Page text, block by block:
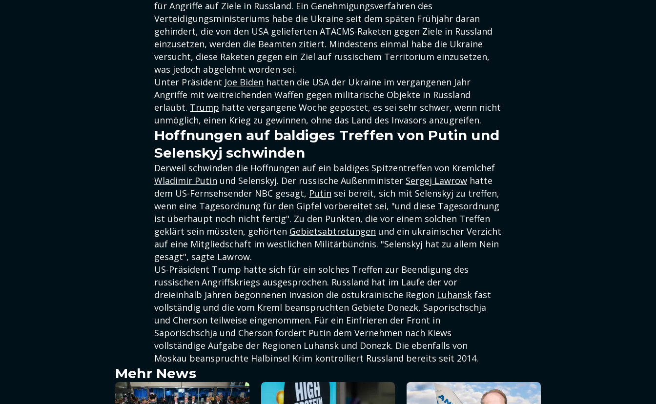
für Angriffe auf Ziele in Russland. Ein Genehmigungsverfahren des
Verteidigungsministeriums habe die Ukraine seit dem späten Frühjahr daran
gehindert, die von den USA gelieferten ATACMS-Raketen gegen Ziele in Russland
einzusetzen, werden die Beamten zitiert. Mindestens einmal habe die Ukraine
versucht, diese Raketen gegen ein Ziel auf russischem Territorium einzusetzen,
was jedoch abgelehnt worden sei.
Unter Präsident Joe Biden hatten die USA der Ukraine im vergangenen Jahr
Angriffe mit weitreichenden Waffen gegen militärische Objekte in Russland
erlaubt. Trump hatte vergangene Woche gepostet, es sei sehr schwer, wenn nicht
unmöglich, einen Krieg zu gewinnen, ohne das Land des Invasors anzugreifen.
Hoffnungen auf baldiges Treffen von Putin und
Selenskyj schwinden
Derweil schwinden die Hoffnungen auf ein baldiges Spitzentreffen von Kremlchef
Wladimir Putin und Selenskyj. Der russische Außenminister Sergej Lawrow hatte
dem US-Fernsehsender NBC gesagt, Putin sei bereit, sich mit Selenskyj zu treffen,
wenn eine Tagesordnung für den Gipfel vorbereitet sei, "und diese Tagesordnung
ist überhaupt noch nicht fertig". Zu den Punkten, die vor einem solchen Treffen
geklärt sein müssten, gehörten Gebietsabtretungen und ein ukrainischer Verzicht
auf eine Mitgliedschaft im westlichen Militärbündnis. "Selenskyj hat zu allem Nein
gesagt", sagte Lawrow.
US-Präsident Trump hatte sich für ein solches Treffen zur Beendigung des
russischen Angriffskriegs ausgesprochen. Russland hat im Laufe der vor
dreieinhalb Jahren begonnenen Invasion die ostukrainische Region Luhansk fast
vollständig und die vom Kreml beanspruchten Gebiete Donezk, Saporischschja
und Cherson teilweise eingenommen. Für ein Einfrieren der Front in
Saporischschja und Cherson fordert Putin dem Vernehmen nach Kiews
vollständige Aufgabe der Regionen Luhansk und Donezk. Die ebenfalls von
Moskau beanspruchte Halbinsel Krim kontrolliert Russland bereits seit 2014.
Mehr News